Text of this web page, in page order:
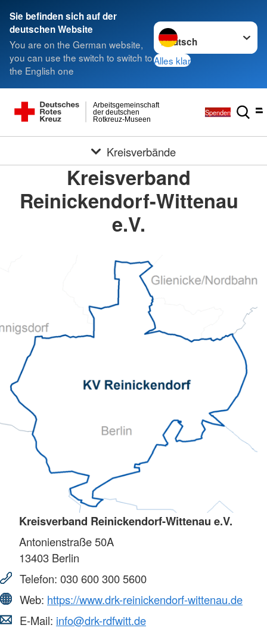
Sie befinden sich auf der
deutschen Website
You are on the German website,
you can use the switch to switch to
the English one
Sprache wechseln zu
Alles klar
Rotkreuz-Museen
der deutschen
Arbeitsgemeinschaft
Spenden
Kreisverbände
Kreisverband
Reinickendorf-Wittenau
e.V.
Kreisverband Reinickendorf-Wittenau e.V.
Antonienstraße 50A
13403 Berlin
Telefon: 030 600 300 5600
Web: https://www.drk-reinickendorf-wittenau.de
E-Mail: info@drk-rdfwitt.de